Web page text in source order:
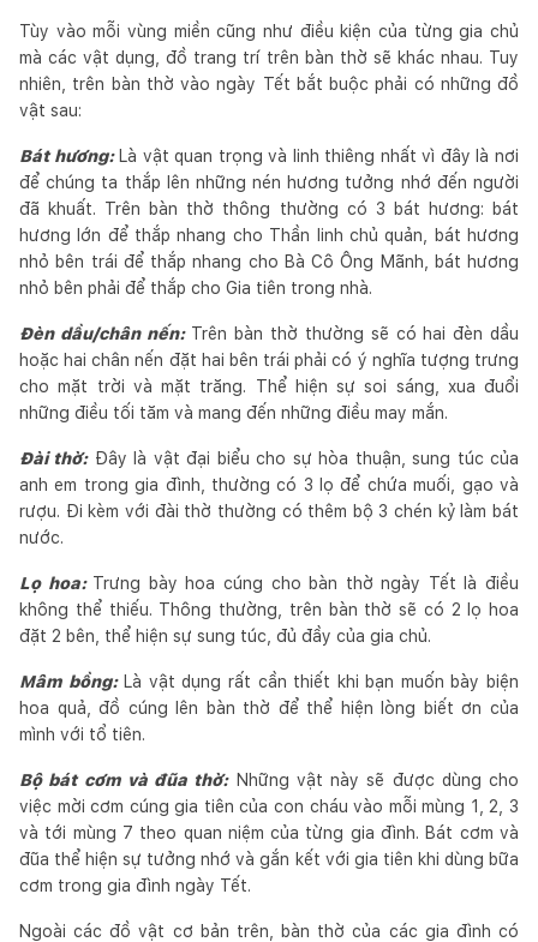
Tùy vào mỗi vùng miền cũng như điều kiện của từng gia chủ
mà các vật dụng, đồ trang trí trên bàn thờ sẽ khác nhau. Tuy
nhiên, trên bàn thờ vào ngày Tết bắt buộc phải có những đồ
vật sau:
Bát hương:Là vật quan trọng và linh thiêng nhất vì đây là nơi
để chúng ta thắp lên những nén hương tưởng nhớ đến người
đã khuất. Trên bàn thờ thông thường có 3 bát hương: bát
hương lớn để thắp nhang cho Thần linh chủ quản, bát hương
nhỏ bên trái để thắp nhang cho Bà Cô Ông Mãnh, bát hương
nhỏ bên phải để thắp cho Gia tiên trong nhà.
Đèn dầu/chân nến:Trên bàn thờ thường sẽ có hai đèn dầu
hoặc hai chân nến đặt hai bên trái phải có ý nghĩa tượng trưng
cho mặt trời và mặt trăng. Thể hiện sự soi sáng, xua đuổi
những điều tối tăm và mang đến những điều may mắn.
Đài thờ:Đây là vật đại biểu cho sự hòa thuận, sung túc của
anh em trong gia đình, thường có 3 lọ để chứa muối, gạo và
rượu. Đi kèm với đài thờ thường có thêm bộ 3 chén kỷ làm bát
nước.
Lọ hoa: Trưng bày hoa cúng cho bàn thờ ngày Tết là điều
không thể thiếu. Thông thường, trên bàn thờ sẽ có 2 lọ hoa
đặt 2 bên, thể hiện sự sung túc, đủ đầy của gia chủ.
Mâm bồng:Là vật dụng rất cần thiết khi bạn muốn bày biện
hoa quả, đồ cúng lên bàn thờ để thể hiện lòng biết ơn của
mình với tổ tiên.
Bộ bát cơm và đũa thờ:Những vật này sẽ được dùng cho
việc mời cơm cúng gia tiên của con cháu vào mỗi mùng 1, 2, 3
và tới mùng 7 theo quan niệm của từng gia đình. Bát cơm và
đũa thể hiện sự tưởng nhớ và gắn kết với gia tiên khi dùng bữa
cơm trong gia đình ngày Tết.
Ngoài các đồ vật cơ bản trên, bàn thờ của các gia đình có